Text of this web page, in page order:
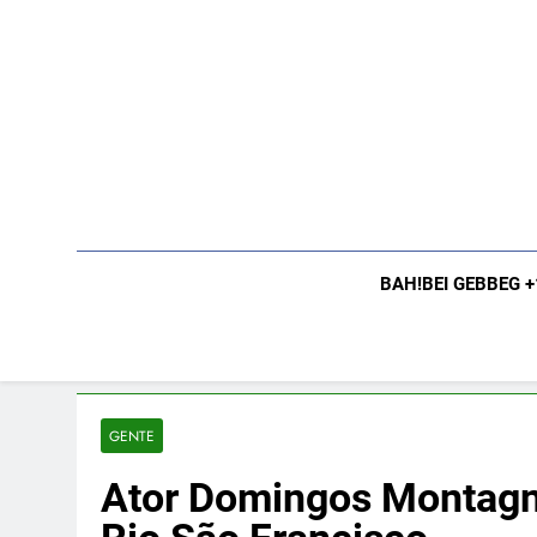
BAH!BEI GEBBEG
GENTE
Ator Domingos